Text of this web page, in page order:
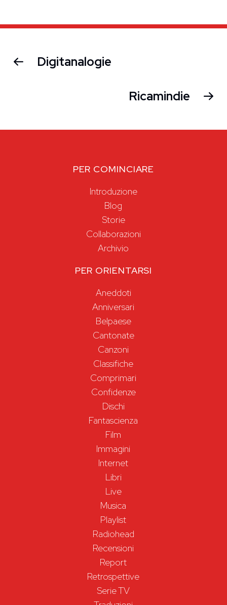
Digitanalogie
Ricamindie
PER COMINCIARE
Introduzione
Blog
Storie
Collaborazioni
Archivio
PER ORIENTARSI
Aneddoti
Anniversari
Belpaese
Cantonate
Canzoni
Classifiche
Comprimari
Confidenze
Dischi
Fantascienza
Film
Immagini
Internet
Libri
Live
Musica
Playlist
Radiohead
Recensioni
Report
Retrospettive
Serie TV